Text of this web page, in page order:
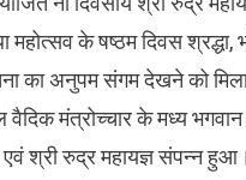
महोत्सव के षष्ठम दिवस
का अनुपम संगम देखने को
वैदिक मंत्रोच्चार के मध्य
एवं श्री रुद्र महायज्ञ संपन्न